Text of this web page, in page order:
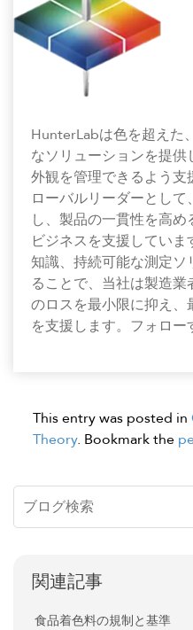
HunterLabは色を超えた
なソリューションを提供
外観を管理できるよう
ローバルリーダーとし
し、製品の一貫性を高
ビジネスを支援してい
知識、持続可能な測定
ることで、当社は製造
のロスを最小限に抑え
を支援します。フォロー
This entry was posted in
Theory. Bookmark the
関連記事
食品着色料の規制と基準